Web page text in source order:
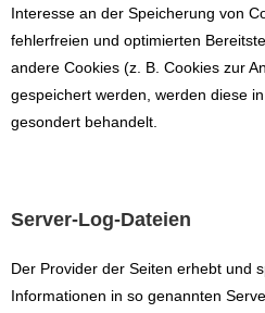
Interesse an der Speicherung von
fehlerfreien und optimierten
andere Cookies (z. B. Cookies zur
gespeichert werden, werden diese
gesondert behandelt.
Server-Log-Dateien
Der Provider der Seiten erhebt und
Informationen in so genannten